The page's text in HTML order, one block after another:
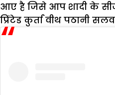
आए है जिसे आप शादी के
प्रिंटेड कुर्ता वीथ पठानी